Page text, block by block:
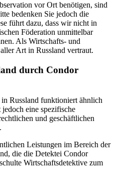
vor Ort benötigen, sind
bedenken Sie jedoch die
führt dazu, dass wir nicht in
Föderation unmittelbar
Als Wirtschafts- und
Art in Russland vertraut.
durch Condor
Russland funktioniert ähnlich
eine spezifische
und geschäftlichen
Leistungen im Bereich der
die die Detektei Condor
Wirtschaftsdetektive zum